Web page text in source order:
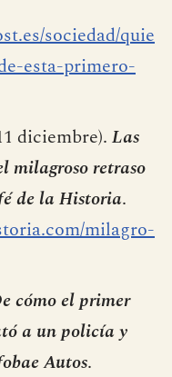
sociedad/quie
esta-primero-
diciembre). Las
milagroso retraso
de la Historia.
milagro-
cómo el primer
a un policía y
Autos.